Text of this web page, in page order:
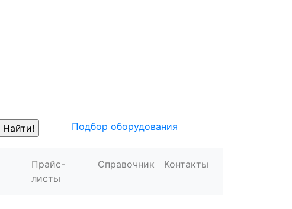
Подбор оборудования
Прайс-
листы
Справочник Контакты